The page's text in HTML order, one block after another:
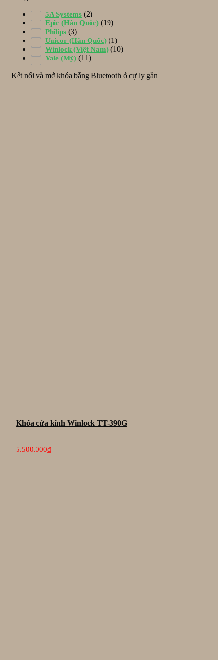
5A Systems (2)
Epic (Hàn Quốc) (19)
Philips (3)
Unicor (Hàn Quốc) (1)
Winlock (Việt Nam) (10)
Yale (Mỹ) (11)
Kết nối và mở khóa bằng Bluetooth ở cự ly gần
Khóa cửa kính Winlock TT-390G
5.500.000₫